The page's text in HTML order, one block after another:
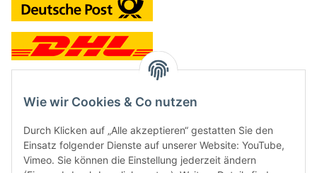
Neben dem Onlineshop haben wir ein Ladengeschäft in Hütten:
Frontline Games
Wie wir Cookies & Co nutzen
Durch Klicken auf „Alle akzeptieren“ gestatten Sie den
Einsatz folgender Dienste auf unserer Website: YouTube,
Vimeo. Sie können die Einstellung jederzeit ändern